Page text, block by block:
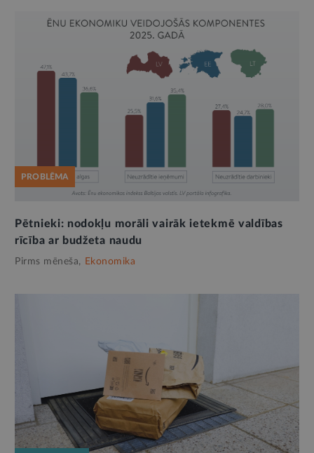
PROBLĒMA
Pētnieki: nodokļu morāli vairāk ietekmē valdības
rīcība ar budžeta naudu
Pirms mēneša, Ekonomika